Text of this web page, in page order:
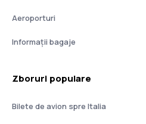
Aeroporturi
Informații bagaje
Zboruri populare
Bilete de avion spre Italia